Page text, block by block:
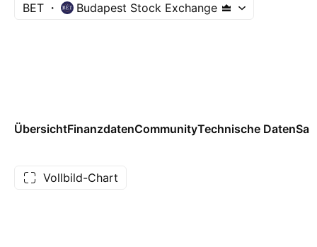
BET Budapest Stock Exchange
ÜbersichtFinanzdatenCommunityTechnische Daten
Vollbild-Chart